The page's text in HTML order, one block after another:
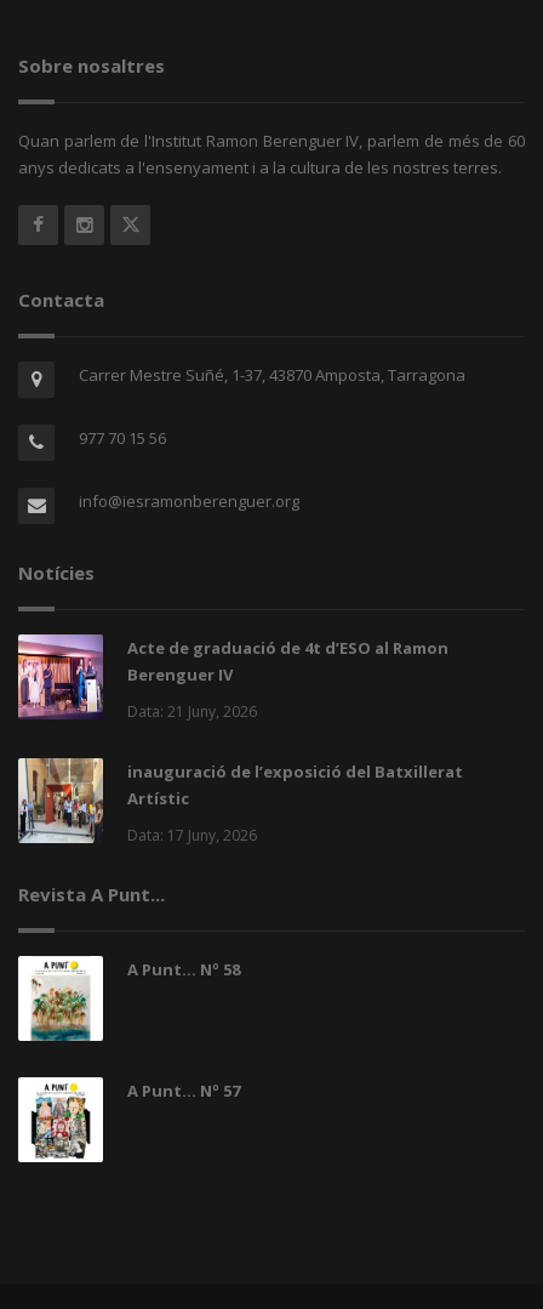
Sobre nosaltres
Quan parlem de l'Institut Ramon Berenguer IV, parlem de més de 60
anys dedicats a l'ensenyament i a la cultura de les nostres terres.
Contacta
Carrer Mestre Suñé, 1-37, 43870 Amposta, Tarragona
977 70 15 56
info@iesramonberenguer.org
Notícies
Acte de graduació de 4t d’ESO al Ramon
Berenguer IV
Data: 21 Juny, 2026
inauguració de l’exposició del Batxillerat
Artístic
Data: 17 Juny, 2026
Revista A Punt...
A Punt... Nº 58
A Punt... Nº 57